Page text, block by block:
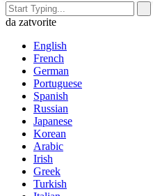
da zatvorite
English
French
German
Portuguese
Spanish
Russian
Japanese
Korean
Arabic
Irish
Greek
Turkish